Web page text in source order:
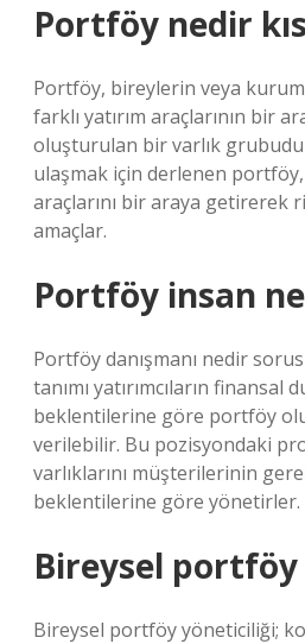
Portföy nedir
Portföy, bireylerin veya
farklı yatırım araçlarının bir
oluşturulan bir varlık
ulaşmak için derlenen portföy,
araçlarını bir araya getirerek
amaçlar.
Portföy insan
Portföy danışmanı nedir
tanımı yatırımcıların finansal
beklentilerine göre portföy
verilebilir. Bu pozisyondaki
varlıklarını müşterilerinin
beklentilerine göre yönetirler.
Bireysel portföy
Bireysel portföy yöneticiliği;